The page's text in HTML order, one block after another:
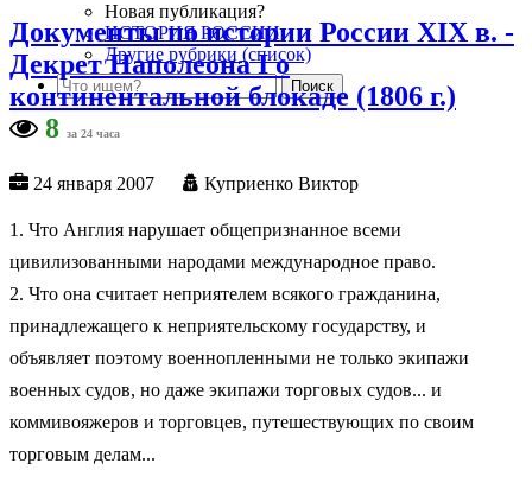
Новая публикация?
ИСТОРИЯ РОССИИ
Другие рубрики (список)
Документы по истории России XIX в. -
Декрет Наполеона I о
континентальной блокаде (1806 г.)
8 за 24 часа
24 января 2007 Куприенко Виктор
1. Что Англия нарушает общепризнанное всеми
цивилизованными народами международное право.
2. Что она считает неприятелем всякого гражданина,
принадлежащего к неприятельскому государству, и
объявляет поэтому военнопленными не только экипажи
военных судов, но даже экипажи торговых судов... и
коммивояжеров и торговцев, путешествующих по своим
торговым делам...